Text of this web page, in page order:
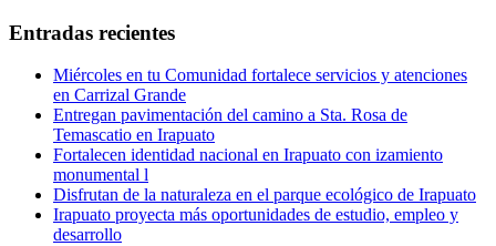
Entradas recientes
Miércoles en tu Comunidad fortalece servicios y atenciones
en Carrizal Grande
Entregan pavimentación del camino a Sta. Rosa de
Temascatio en Irapuato
Fortalecen identidad nacional en Irapuato con izamiento
monumental l
Disfrutan de la naturaleza en el parque ecológico de Irapuato
Irapuato proyecta más oportunidades de estudio, empleo y
desarrollo